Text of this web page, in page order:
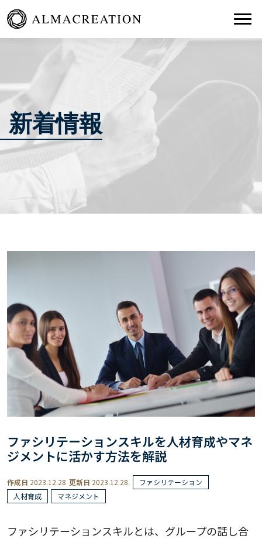
新着情報
ファシリテーションスキルを人材育成やマネ
ジメントに活かす方法を解説
作成日 2023.12.28 更新日 2023.12.28.
ファシリテーション
人材育成
マネジメント
ファシリテーションスキルとは、グループの話し合